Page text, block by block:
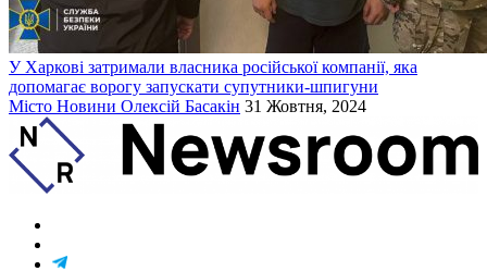
У Харкові затримали власника російської компанії, яка
допомагає ворогу запускати супутники-шпигуни
Місто Новини Олексій Басакін 31 Жовтня, 2024